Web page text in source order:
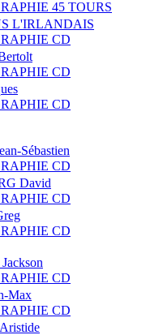
45 TOURS
L'IRLANDAIS
CD
CD
CD
Sébastien
CD
David
CD
CD
CD
Max
CD